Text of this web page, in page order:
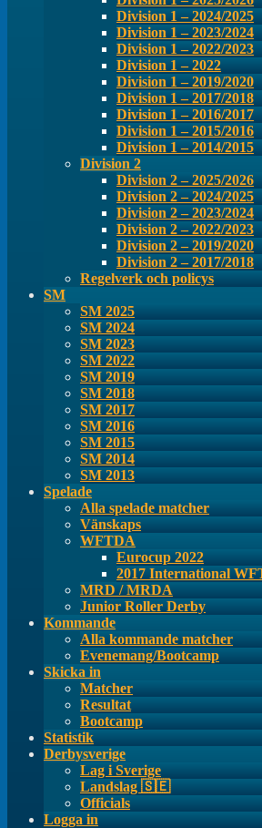
Division 1 – 2024/2025
Division 1 – 2023/2024
Division 1 – 2022/2023
Division 1 – 2022
Division 1 – 2019/2020
Division 1 – 2017/2018
Division 1 – 2016/2017
Division 1 – 2015/2016
Division 1 – 2014/2015
Division 2
Division 2 – 2025/2026
Division 2 – 2024/2025
Division 2 – 2023/2024
Division 2 – 2022/2023
Division 2 – 2019/2020
Division 2 – 2017/2018
Regelverk och policys
SM
SM 2025
SM 2024
SM 2023
SM 2022
SM 2019
SM 2018
SM 2017
SM 2016
SM 2015
SM 2014
SM 2013
Spelade
Alla spelade matcher
Vänskaps
WFTDA
Eurocup 2022
2017 International
MRD / MRDA
Junior Roller Derby
Kommande
Alla kommande matcher
Evenemang/Bootcamp
Skicka in
Matcher
Resultat
Bootcamp
Statistik
Derbysverige
Lag i Sverige
Landslag 🇸🇪
Officials
Logga in